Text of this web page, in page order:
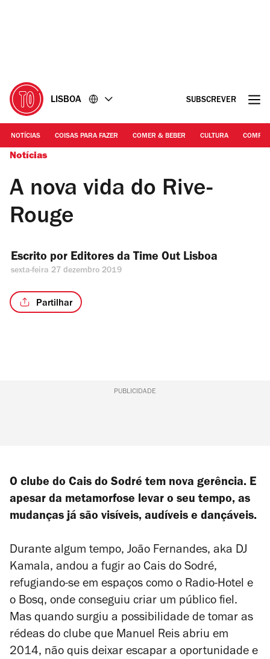
LISBOA SUBSCREVER
NOTÍCIAS COISAS PARA FAZER COMER & BEBER CULTURA
Notícias
A nova vida do Rive-
Rouge
Escrito por Editores da Time Out Lisboa
sexta-feira 27 dezembro 2019
Partilhar
PUBLICIDADE
O clube do Cais do Sodré tem nova gerência. E
apesar da metamorfose levar o seu tempo, as
mudanças já são visíveis, audíveis e dançáveis.
Durante algum tempo, João Fernandes, aka DJ
Kamala, andou a fugir ao Cais do Sodré,
refugiando-se em espaços como o Radio-Hotel e
o Bosq, onde conseguiu criar um público fiel.
Mas quando surgiu a possibilidade de tomar as
rédeas do clube que Manuel Reis abriu em
2014, não quis deixar escapar a oportunidade e